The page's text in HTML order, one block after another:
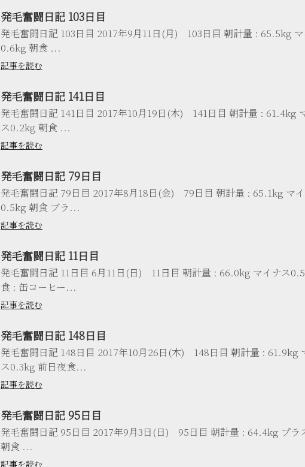
発毛奮闘日記 103日目
発毛奮闘日記 103日目 2017年9月11日(月) 103日目 朝計量 : 65.5kg マ
0.6kg 朝食 ...
記事を読む
発毛奮闘日記 141日目
発毛奮闘日記 141日目 2017年10月19日(木) 141日目 朝計量 : 61.4kg
ス0.2kg 朝食 ...
記事を読む
発毛奮闘日記 79日目
発毛奮闘日記 79日目 2017年8月18日(金) 79日目 朝計量 : 65.1kg マ
0.5kg 朝食 ブラ...
記事を読む
発毛奮闘日記 11日目
発毛奮闘日記 11日目 6月11日(日) 11日目 朝計量 : 66.0kg マイナス
食 : 缶コーヒー...
記事を読む
発毛奮闘日記 148日目
発毛奮闘日記 148日目 2017年10月26日(木) 148日目 朝計量 : 61.9kg
ス0.3kg 前日夜食...
記事を読む
発毛奮闘日記 95日目
発毛奮闘日記 95日目 2017年9月3日(日) 95日目 朝計量 : 64.4kg プラ
朝食 ...
記事を読む